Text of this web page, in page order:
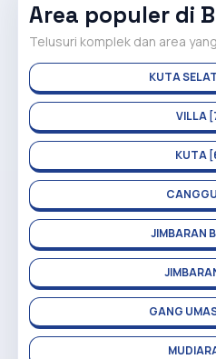
Area populer di
Telusuri komplek dan area
KUTA
VILLA
KUTA
JIMBARAN
GANG